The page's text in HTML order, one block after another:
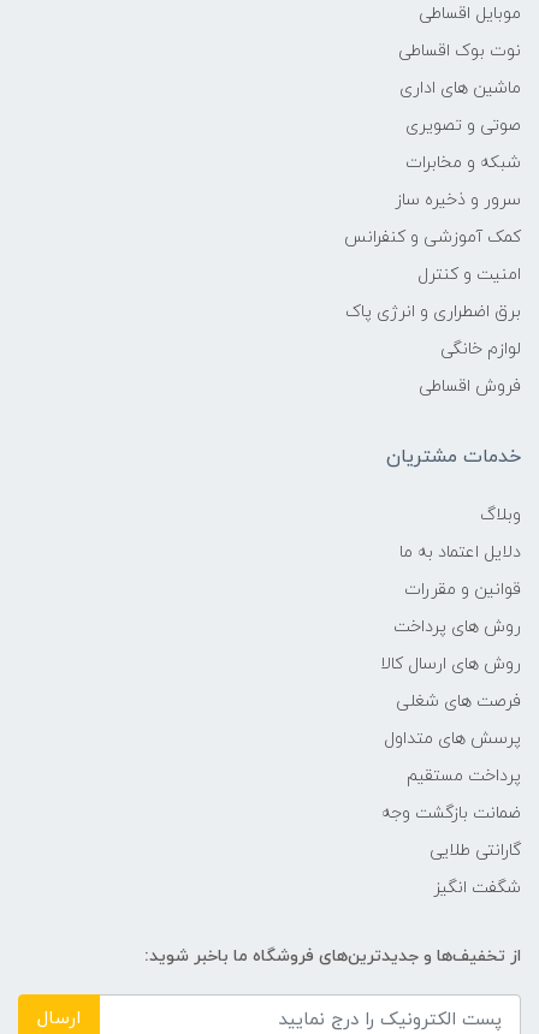
موبایل اقساطی
نوت بوک اقساطی
ماشین های اداری
صوتی و تصویری
شبکه و مخابرات
سرور و ذخیره ساز
کمک آموزشی و کنفرانس
امنیت و کنترل
برق اضطراری و انرژی پاک
لوازم خانگی
فروش اقساطی
خدمات مشتریان
وبلاگ
دلایل اعتماد به ما
قوانین و مقررات
روش های پرداخت
روش های ارسال کالا
فرصت های شغلی
پرسش های متداول
پرداخت مستقیم
ضمانت بازگشت وجه
گارانتی طلایی
شگفت انگیز
از تخفیف‌ها و جدیدترین‌های فروشگاه ما باخبر شوید:
ارسال